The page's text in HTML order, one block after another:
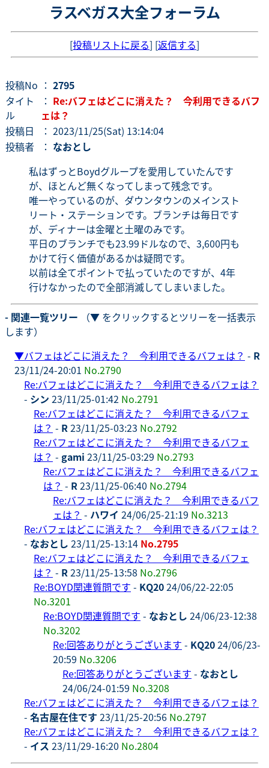
ラスベガス大全フォーラム
[投稿リストに戻る] [返信する]
投稿No ： 2795
タイト
ル
： Re:バフェはどこに消えた？ 今利用できるバフ
ェは？
投稿日
： 2023/11/25(Sat) 13:14:04
投稿者
： なおとし
私はずっとBoydグループを愛用していたんです
が、ほとんど無くなってしまって残念です。
唯一やっているのが、ダウンタウンのメインスト
リート・ステーションです。ブランチは毎日です
が、ディナーは金曜と土曜のみです。
平日のブランチでも23.99ドルなので、3,600円も
かけて行く価値があるかは疑問です。
以前は全てポイントで払っていたのですが、4年
行けなかったので全部消滅してしまいました。
- 関連一覧ツリー （▼ をクリックするとツリーを一括表示
します）
▼バフェはどこに消えた？ 今利用できるバフェは？ - R
23/11/24-20:01 No.2790
Re:バフェはどこに消えた？ 今利用できるバフェは？
- シン 23/11/25-01:42 No.2791
Re:バフェはどこに消えた？ 今利用できるバフェ
は？ - R23/11/25-03:23 No.2792
Re:バフェはどこに消えた？ 今利用できるバフェ
は？ - gami 23/11/25-03:29 No.2793
Re:バフェはどこに消えた？ 今利用できるバフェ
は？ - R23/11/25-06:40 No.2794
Re:バフェはどこに消えた？ 今利用できるバフ
ェは？ - ハワイ 24/06/25-21:19 No.3213
Re:バフェはどこに消えた？ 今利用できるバフェは？
- なおとし 23/11/25-13:14 No.2795
Re:バフェはどこに消えた？ 今利用できるバフェ
は？ - R23/11/25-13:58 No.2796
Re:BOYD関連質問です - KQ2024/06/22-22:05
No.3201
Re:BOYD関連質問です - なおとし 24/06/23-12:38
No.3202
Re:回答ありがとうございます - KQ2024/06/23-
20:59 No.3206
Re:回答ありがとうございます - なおとし
24/06/24-01:59 No.3208
Re:バフェはどこに消えた？ 今利用できるバフェは？
- 名古屋在住です 23/11/25-20:56 No.2797
Re:バフェはどこに消えた？ 今利用できるバフェは？
- イス 23/11/29-16:20 No.2804